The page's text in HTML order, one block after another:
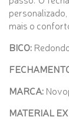
mais o
BICO:
MARCA:
MATERIAL